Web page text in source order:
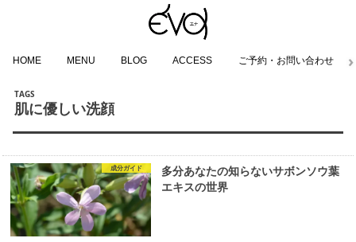
HOME MENU BLOG ACCESS ご予約・お問い合わせ
肌に優しい洗顔
成分ガイド
多分あなたの知らないサボンソウ葉
エキスの世界